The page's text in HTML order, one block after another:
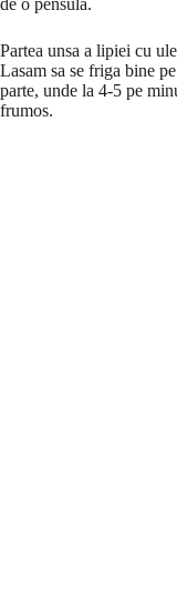
de o pensula.
Partea unsa a lipiei cu
Lasam sa se friga bine
parte, unde la 4-5 pe
frumos.